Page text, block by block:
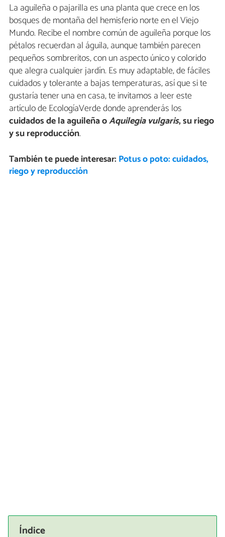
La aguileña o pajarilla es una planta que crece en los
bosques de montaña del hemisferio norte en el Viejo
Mundo. Recibe el nombre común de aguileña porque los
pétalos recuerdan al águila, aunque también parecen
pequeños sombreritos, con un aspecto único y colorido
que alegra cualquier jardín. Es muy adaptable, de fáciles
cuidados y tolerante a bajas temperaturas, así que si te
gustaría tener una en casa, te invitamos a leer este
artículo de EcologíaVerde donde aprenderás los
cuidados de la aguileña oAquilegia vulgaris, su riego
y su reproducción.
También te puede interesar: Potus o poto: cuidados,
riego y reproducción
Índice